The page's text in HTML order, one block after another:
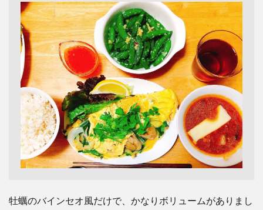
牡蠣のバインセオ風だけで、かなりボリュームがありまし